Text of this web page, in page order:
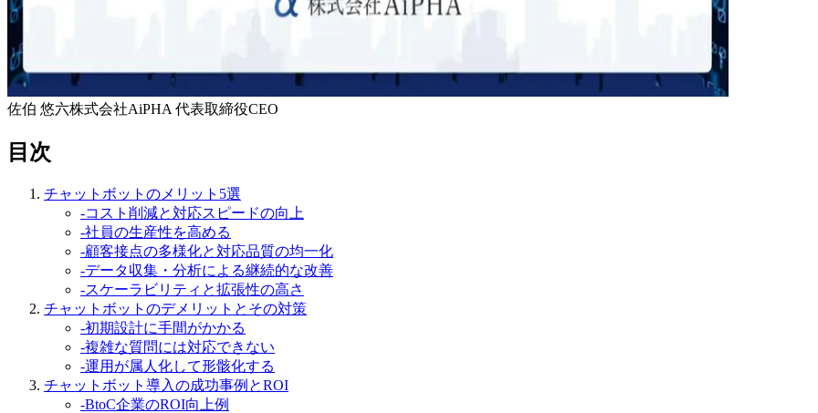
佐伯 悠六株式会社AiPHA 代表取締役CEO
目次
チャットボットのメリット5選
-コスト削減と対応スピードの向上
-社員の生産性を高める
-顧客接点の多様化と対応品質の均一化
-データ収集・分析による継続的な改善
-スケーラビリティと拡張性の高さ
チャットボットのデメリットとその対策
-初期設計に手間がかかる
-複雑な質問には対応できない
-運用が属人化して形骸化する
チャットボット導入の成功事例とROI
-BtoC企業のROI向上例